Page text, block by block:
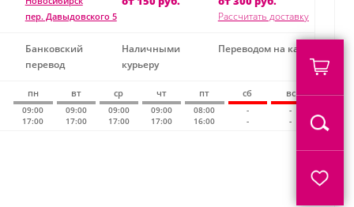
пер. Давыдовского 5
Рассчитать доставку
Банковский
перевод
Наличными
курьеру
Переводом на карту
пн вт ср чт пт сб вс
09:00
17:00
09:00
17:00
09:00
17:00
09:00
17:00
08:00
16:00
-
-
-
-